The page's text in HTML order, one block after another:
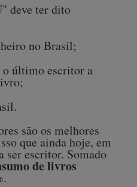
deve ter dito
no Brasil;
último escritor a
são os melhores
que ainda hoje, em
ser escritor. Somado
de livros
.